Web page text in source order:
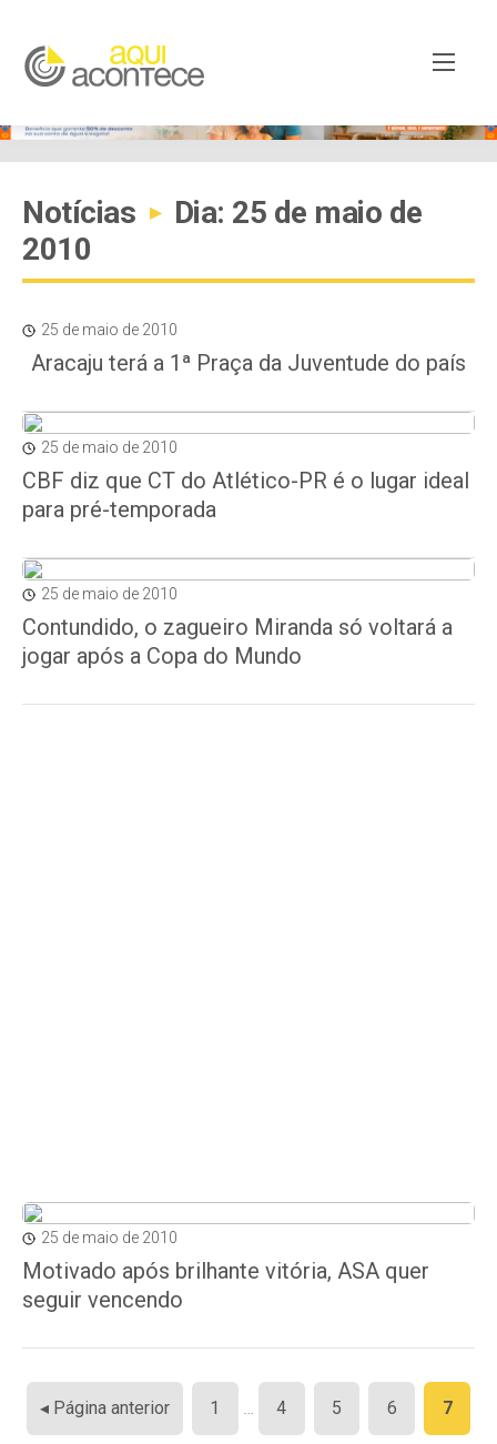
Notícias ▸
Dia: 25 de maio de
2010
25 de maio de 2010
Aracaju terá a 1ª Praça da Juventude do país
25 de maio de 2010
CBF diz que CT do Atlético-PR é o lugar ideal
para pré-temporada
25 de maio de 2010
Contundido, o zagueiro Miranda só voltará a
jogar após a Copa do Mundo
25 de maio de 2010
Motivado após brilhante vitória, ASA quer
seguir vencendo
Paginação
de
◂ Página anterior 1 … 4 5 6 7